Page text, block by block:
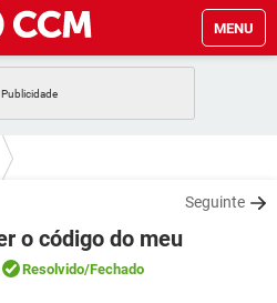
MENU
GMAIL
WHATSAPP
FACEBOOK
Seguinte
o código do meu
Resolvido/Fechado